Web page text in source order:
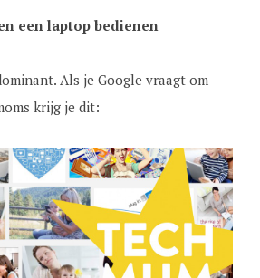
een laptop bedienen
Als je Google vraagt om
krijg je dit: